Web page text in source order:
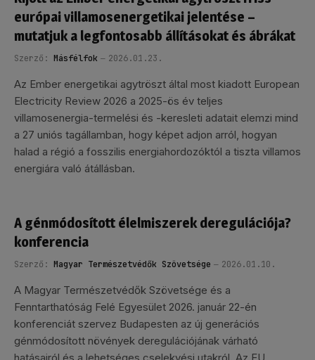
európai villamosenergetikai jelentése –
mutatjuk a legfontosabb állításokat és ábrákat
Szerző: Másfélfok 2026.01.23.
Az Ember energetikai agytröszt által most kiadott European
Electricity Review 2026 a 2025-ös év teljes
villamosenergia-termelési és -keresleti adatait elemzi mind
a 27 uniós tagállamban, hogy képet adjon arról, hogyan
halad a régió a fosszilis energiahordozóktól a tiszta villamos
energiára való átállásban.
A génmódosított élelmiszerek deregulációja?
konferencia
Szerző: Magyar Természetvédők Szövetsége 2026.01.10.
A Magyar Természetvédők Szövetsége és a
Fenntarthatóság Felé Egyesület 2026. január 22-én
konferenciát szervez Budapesten az új generációs
génmódosított növények deregulációjának várható
hatásairól és a lehetséges cselekvési utakról. Az EU